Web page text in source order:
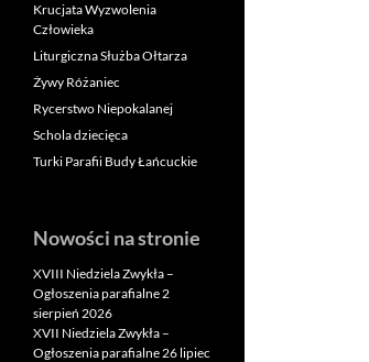
Krucjata Wyzwolenia
Człowieka
Liturgiczna Służba Ołtarza
Żywy Różaniec
Rycerstwo Niepokalanej
Schola dziecięca
Turki Parafii Budy Łańcuckie
Nowości na stronie
XVIII Niedziela Zwykła –
Ogłoszenia parafialne 2
sierpień 2026
XVII Niedziela Zwykła –
Ogłoszenia parafialne 26 lipiec